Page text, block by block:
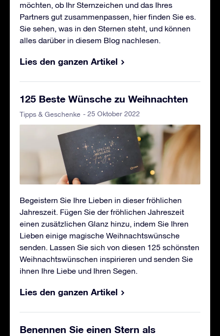
möchten, ob Ihr Sternzeichen und das Ihres
Partners gut zusammenpassen, hier finden Sie es.
Sie sehen, was in den Sternen steht, und können
alles darüber in diesem Blog nachlesen.
Lies den ganzen Artikel
125 Beste Wünsche zu Weihnachten
Tipps & Geschenke - 25 Oktober 2022
Begeistern Sie Ihre Lieben in dieser fröhlichen
Jahreszeit. Fügen Sie der fröhlichen Jahreszeit
einen zusätzlichen Glanz hinzu, indem Sie Ihren
Lieben einige magische Weihnachtswünsche
senden. Lassen Sie sich von diesen 125 schönsten
Weihnachtswünschen inspirieren und senden Sie
ihnen Ihre Liebe und Ihren Segen.
Lies den ganzen Artikel
Benennen Sie einen Stern als